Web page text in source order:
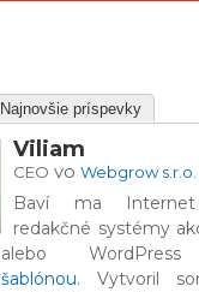
Najnovšie príspevky
Viliam
CEO vo Webgrow s.r.o.
Baví ma
redakčné systémy
alebo
šablónou. Vytvoril